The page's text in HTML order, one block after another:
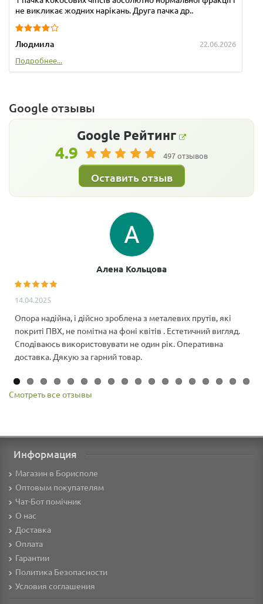
не викликає жодних нарікань. Друга пачка др..
Людмила
22.06.2026
Подробнее...
Google отзывы
Google Рейтинг
4.9 497 отзывов
Оставить отзыв
Алена Кольцова
14.04.2025
Опора надійна, і дійсно зроблена з металевих прутів, які
покриті ПВХ, не помітна на фоні квітів . Естетичний вигляд.
Сподіваюсь використовувати не один рік. Оперативна
доставка. Дякую за гарний товар.
Смотреть все отзывы
Информация
Магазин в Борисполе
Оптовым покупателям
Чат-Бот помічник
О нас
Доставка
Оплата
Гарантии
Политика Безопасности
Условия соглашения